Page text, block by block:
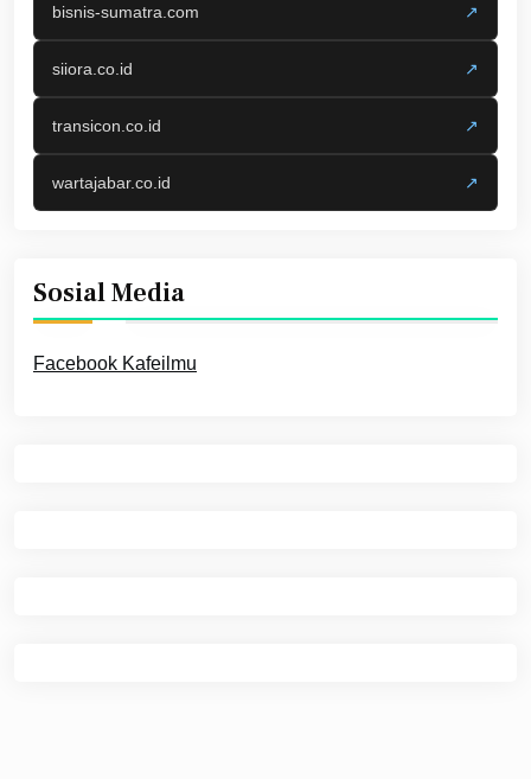
bisnis-sumatra.com ↗
siiora.co.id ↗
transicon.co.id ↗
wartajabar.co.id ↗
Sosial Media
Facebook Kafeilmu